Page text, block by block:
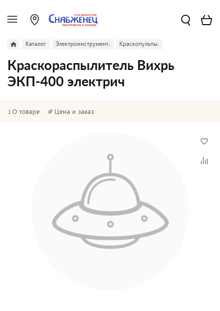
Каталог Электроинструмент. Краскопульты.
Краскораспылитель Вихрь
ЭКП-400 электрич
О товаре Цена и заказ